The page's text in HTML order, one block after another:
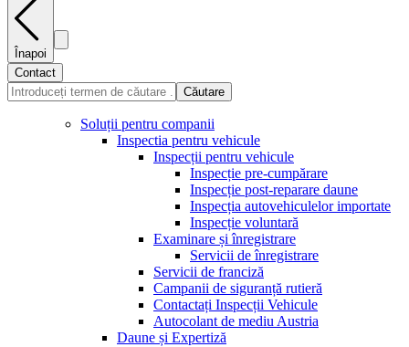
Înapoi
Contact
Căutare
Soluții pentru companii
Inspectia pentru vehicule
Inspecții pentru vehicule
Inspecție pre-cumpărare
Inspecție post-reparare daune
Inspecția autovehiculelor importate
Inspecție voluntară
Examinare și înregistrare
Servicii de înregistrare
Servicii de franciză
Campanii de siguranță rutieră
Contactați Inspecții Vehicule
Autocolant de mediu Austria
Daune și Expertiză